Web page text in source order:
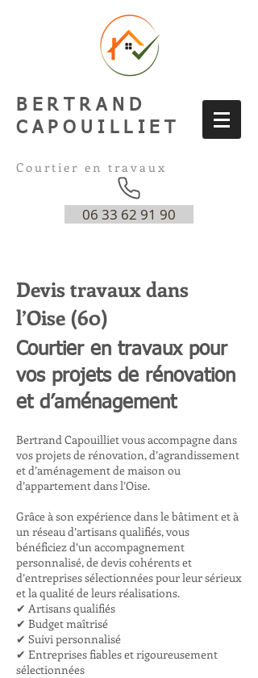
BERTRAND
CAPOUILLIET
Courtier en travaux
06 33 62 91 90
Devis travaux dans
l’Oise (60)
Courtier en travaux pour
vos projets de rénovation
et d’aménagement
Bertrand Capouilliet vous accompagne dans
vos projets de rénovation, d’agrandissement
et d’aménagement de maison ou
d’appartement dans l’Oise.
Grâce à son expérience dans le bâtiment et à
un réseau d’artisans qualifiés, vous
bénéficiez d’un accompagnement
personnalisé, de devis cohérents et
d’entreprises sélectionnées pour leur sérieux
et la qualité de leurs réalisations.
✔ Artisans qualifiés
✔ Budget maîtrisé
✔ Suivi personnalisé
✔ Entreprises fiables et rigoureusement
sélectionnées